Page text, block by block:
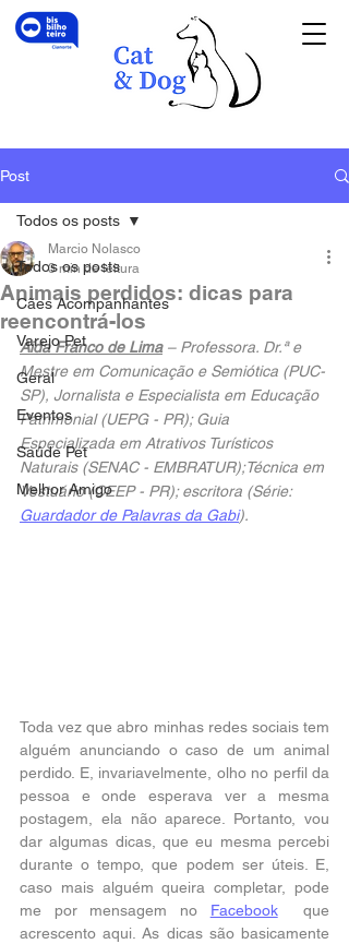
Post
Todos os posts
Cães Acompanhantes
Varejo Pet
Geral
Eventos
Saúde Pet
Melhor Amigo
Todos os posts
Animais perdidos: dicas para
reencontrá-los
Marcio Nolasco
3 min de leitura
Aida Franco de Lima – Professora. Dr.ª e
Mestre em Comunicação e Semiótica (PUC-
SP), Jornalista e Especialista em Educação
Patrimonial (UEPG - PR); Guia
Especializada em Atrativos Turísticos
Naturais (SENAC - EMBRATUR);Técnica em
Vestuário (CEEP - PR); escritora (Série:
Guardador de Palavras da Gabi).
Toda vez que abro minhas redes sociais tem
alguém anunciando o caso de um animal
perdido. E, invariavelmente, olho no perfil da
pessoa e onde esperava ver a mesma
postagem, ela não aparece. Portanto, vou
dar algumas dicas, que eu mesma percebi
durante o tempo, que podem ser úteis. E,
caso mais alguém queira completar, pode
me por mensagem no Facebook
  que
acrescento aqui. As dicas são basicamente